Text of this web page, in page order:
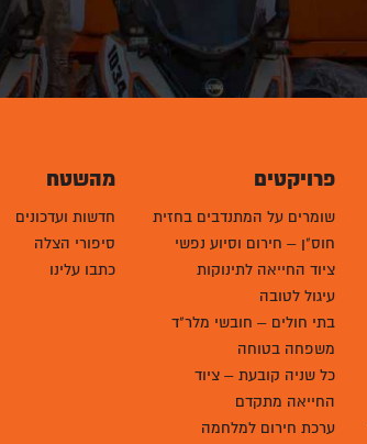
פרויקטים
שומרים על המתנדבים בחזית
חוס"ן – חירום וסיוע נפשי
ציוד החייאה לתינוקות
עיגול לטובה
בתי חולים – חובשי מלר"ד
משפחה בטוחה
כל שניה קובעת – ציוד
החייאה מתקדם
ערכת חירום למלחמה
מהשטח
חדשות ועדכונים
סיפורי הצלה
כתבו עלינו